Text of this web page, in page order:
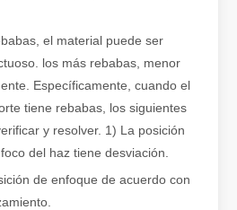
la fabricación moderna
el material puede ser
los más rebabas, menor
Específicamente, cuando el
tiene rebabas, los siguientes
y resolver. 1) La posición
del haz tiene desviación.
de enfoque de acuerdo con